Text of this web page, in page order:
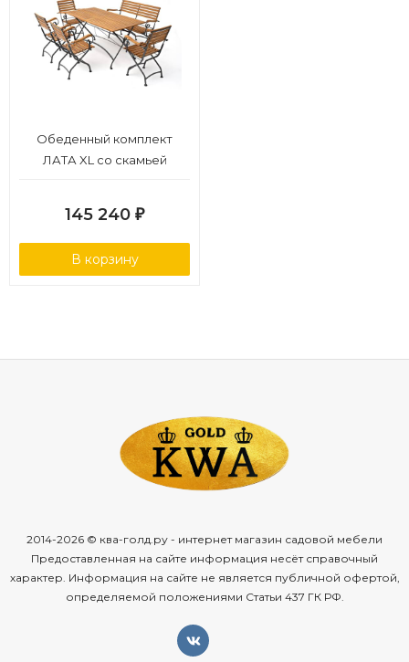
Обеденный комплект
ЛАТА XL со скамьей
145 240 ₽
В корзину
2014-2026 © ква-голд.ру - интернет магазин садовой мебели
Предоставленная на сайте информация несёт справочный
характер. Информация на сайте не является публичной офертой,
определяемой положениями Статьи 437 ГК РФ.